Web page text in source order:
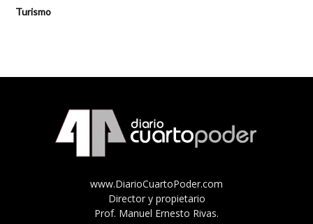
Turismo
www.DiarioCuartoPoder.com
Director y propietario
Prof. Manuel Ernesto Rivas.